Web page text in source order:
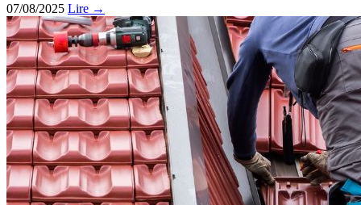
07/08/2025 Lire →